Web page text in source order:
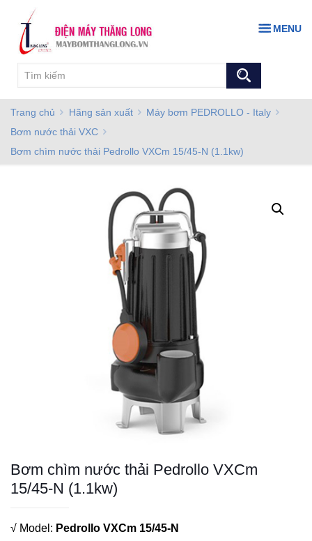
MENU
Trang chủ Hãng sản xuất
Máy bơm PEDROLLO - Italy
Bơm nước thải VXC
Bơm chìm nước thải Pedrollo VXCm 15/45-N (1.1kw)
Bơm chìm nước thải Pedrollo VXCm
15/45-N (1.1kw)
√ Model: Pedrollo VXCm 15/45-N